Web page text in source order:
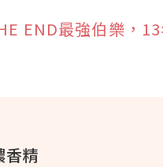
END最強伯樂，
香精